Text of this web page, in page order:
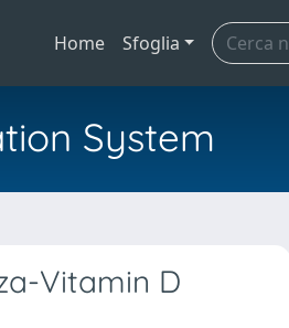
Home Sfoglia
System
Vitamin D